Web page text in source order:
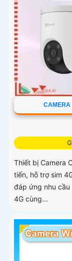
CAMERA
Thiết bị Camera
tiến, hỗ trợ sim
đáp ứng nhu cầu
4G cùng...